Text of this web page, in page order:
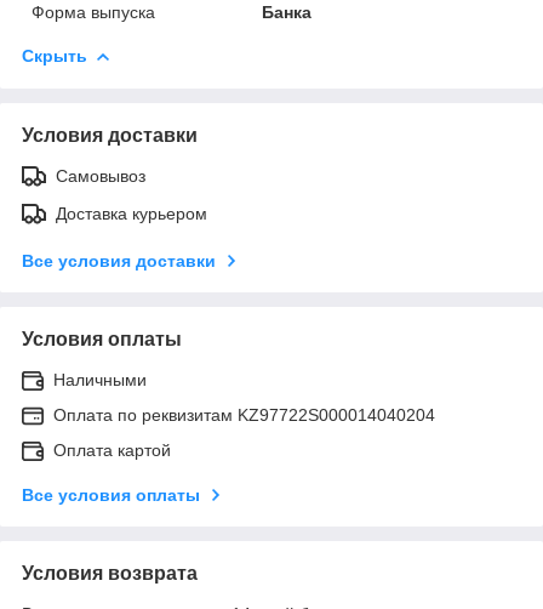
Форма выпуска
Банка
Скрыть
Условия доставки
Самовывоз
Доставка курьером
Все условия доставки
Условия оплаты
Наличными
Оплата по реквизитам KZ97722S000014040204
Оплата картой
Все условия оплаты
Условия возврата